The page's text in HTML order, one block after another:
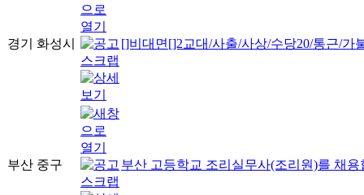
경기 화성시 []비대면[]2교대/사출/사상/수당20/통근/가
부산 중구 부산 고등학교 조리실무사(조리원)를 채용